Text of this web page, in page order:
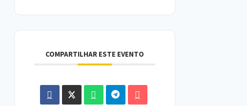
COMPARTILHAR ESTE EVENTO